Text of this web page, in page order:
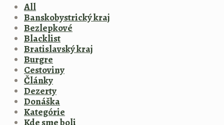
All
Banskobystrický kraj
Bezlepkové
Blacklist
Bratislavský kraj
Burgre
Cestoviny
Články
Dezerty
Donáška
Kategórie